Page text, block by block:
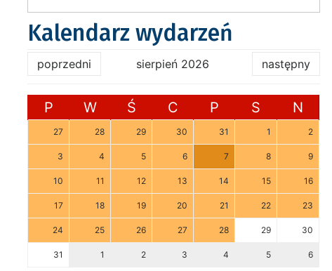
Kalendarz wydarzeń
poprzedni sierpień 2026 następny
P W Ś C P S N
27 28 29 30 31 1 2
3 4 5 6 7 8 9
10 11 12 13 14 15 16
17 18 19 20 21 22 23
24 25 26 27 28 29 30
31 1 2 3 4 5 6